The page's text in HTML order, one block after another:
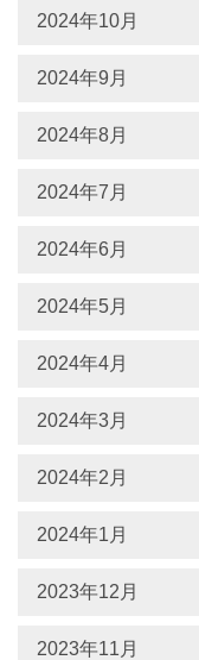
2024年10月
2024年9月
2024年8月
2024年7月
2024年6月
2024年5月
2024年4月
2024年3月
2024年2月
2024年1月
2023年12月
2023年11月